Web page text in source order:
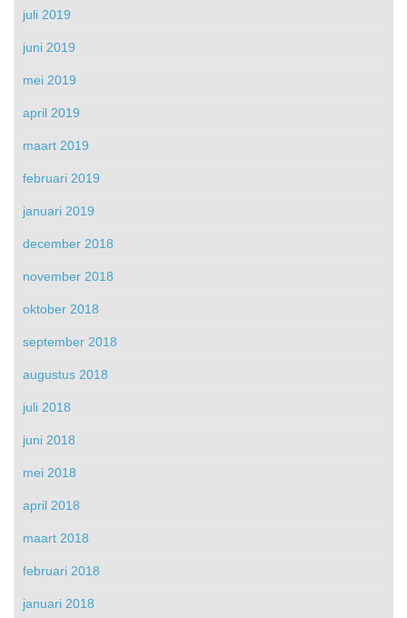
juli 2019
juni 2019
mei 2019
april 2019
maart 2019
februari 2019
januari 2019
december 2018
november 2018
oktober 2018
september 2018
augustus 2018
juli 2018
juni 2018
mei 2018
april 2018
maart 2018
februari 2018
januari 2018